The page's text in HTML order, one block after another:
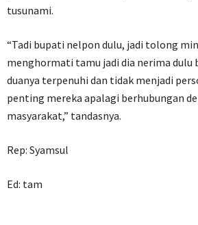
tusunami.
“Tadi bupati nelpon dulu, jadi tolong
menghormati tamu jadi dia nerima dulu
duanya terpenuhi dan tidak menjadi
penting mereka apalagi berhubungan
masyarakat,” tandasnya.
Rep: Syamsul
Ed: tam